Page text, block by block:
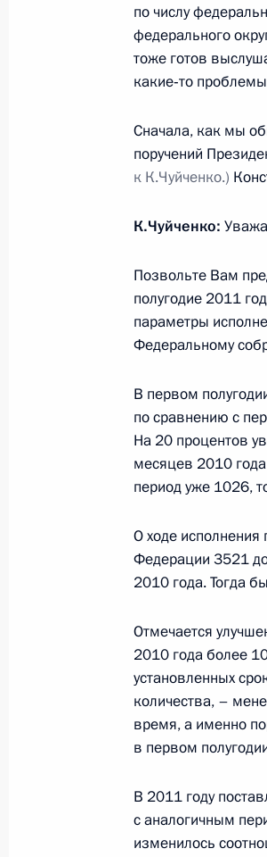
Поздравление
США – Днём
4 июля 2011 года, 16:15
Встреча с
4 июля 2011 года,
2 июля 2011
Телефонный
2 июля 2011 года, 20:00
Указание о
2 июля 2011 года,
1 июля 2011
Поздравление
с
Послание
1 июля 2011 года,
Подписан
по числу
федерального
тоже готов
какие‑то
Сначала, как мы
поручений
к К.Чуйченко.)
К.Чуйченко:
Позвольте Вам
полугодие 2011
параметры
Федеральному
В первом
по сравнению с
На 20 процентов
месяцев 2010
период уже 1026,
О ходе исполнения
Федерации 3521
2010 года. Тогда
Отмечается
2010 года более
установленных
количества, –
время, а именно
в первом
В 2011 году
с аналогичным
изменилось